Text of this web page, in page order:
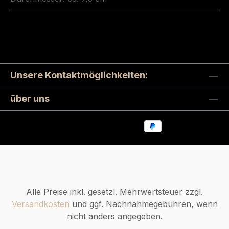
Unsere Kontaktmöglichkeiten:
über uns
Alle Preise inkl. gesetzl. Mehrwertsteuer zzgl.
Versandkosten und ggf. Nachnahmegebühren, wenn
nicht anders angegeben.